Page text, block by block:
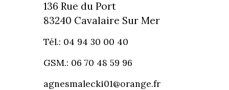
136 Rue du Port
83240 Cavalaire Sur Mer
Tél.: 04 94 30 00 40
GSM.: 06 70 48 59 96
agnesmalecki01@orange.fr